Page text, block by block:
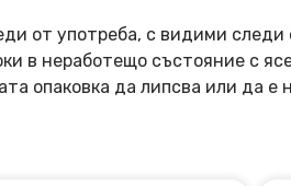
от употреба, с видими
в неработещо състояние с
опаковка да липсва или да